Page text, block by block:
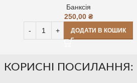
Банксія
250,00 ₴
ДОДАТИ В КОШИК
КОРИСНІ ПОСИЛАННЯ: